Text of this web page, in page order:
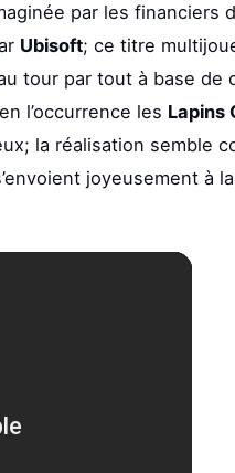
par les financiers
Ubisoft; ce titre
tour par tout à base de
l’occurrence les Lapins
la réalisation semble
joyeusement à